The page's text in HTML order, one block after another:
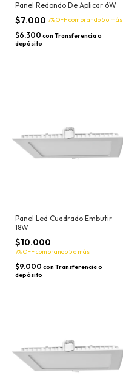
Panel Redondo De Aplicar 6W
$7.000 7% OFFcomprando 5 o más
$6.300 con Transferencia o
depósito
Panel Led Cuadrado Embutir
18W
$10.000
7% OFFcomprando 5 o más
$9.000 con Transferencia o
depósito